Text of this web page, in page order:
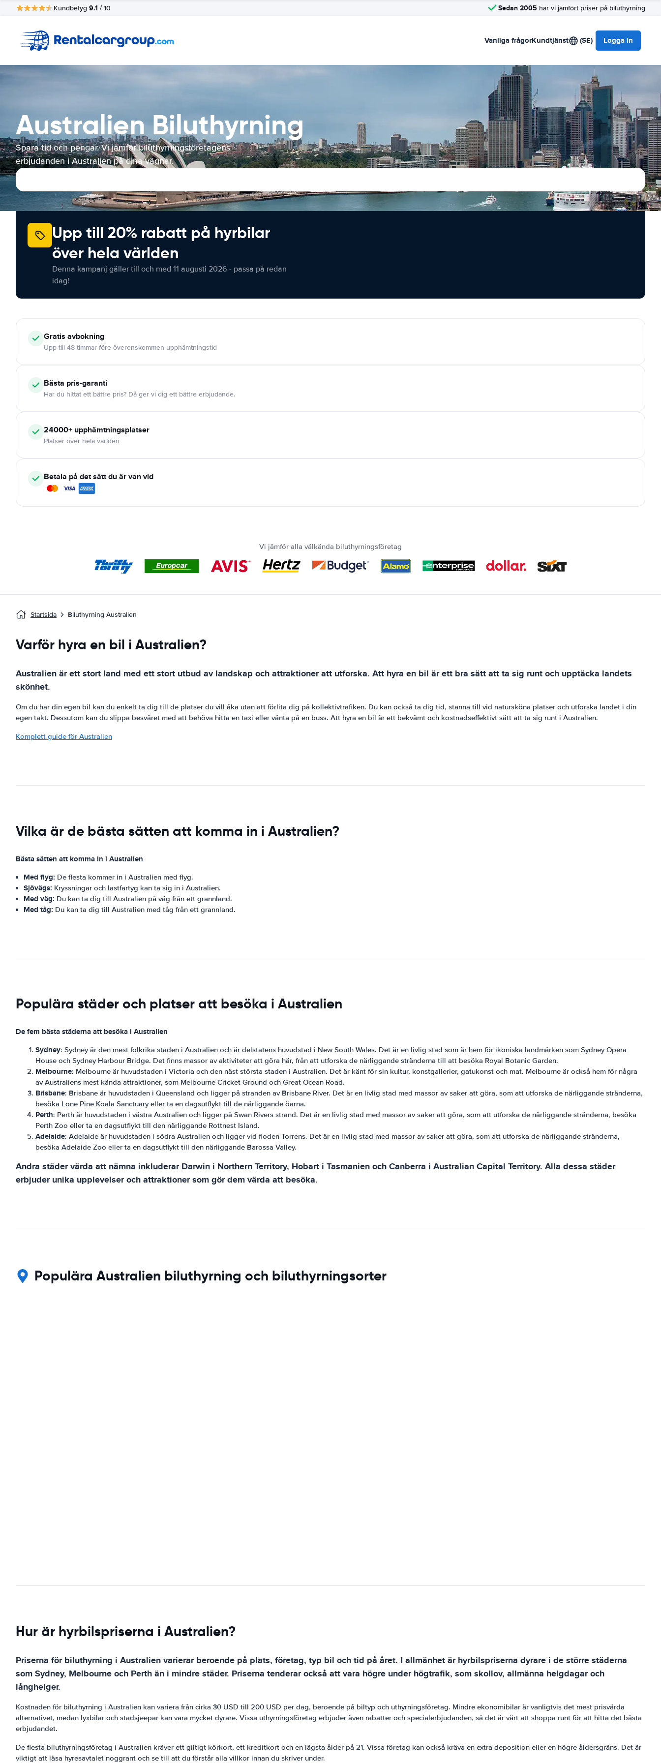
Kundbetyg 9.1 / 10 Sedan 2005 har vi jämfört priser på biluthyrning
Vanliga frågorKundtjänst (SE) Logga in
Australien Biluthyrning
Spara tid och pengar. Vi jämför biluthyrningsföretagens
erbjudanden i Australien på dina vägnar.
Upp till 20% rabatt på hyrbilar
över hela världen
Denna kampanj gäller till och med 11 augusti 2026 - passa på redan
idag!
Gratis avbokning
Upp till 48 timmar före överenskommen upphämtningstid
Bästa pris-garanti
Har du hittat ett bättre pris? Då ger vi dig ett bättre erbjudande.
24000+ upphämtningsplatser
Platser över hela världen
Betala på det sätt du är van vid
Vi jämför alla välkända biluthyrningsföretag
Startsida Biluthyrning Australien
Varför hyra en bil i Australien?
Australien är ett stort land med ett stort utbud av landskap och attraktioner att utforska. Att hyra en bil är ett bra sätt att ta sig runt och upptäcka landets
skönhet.
Om du har din egen bil kan du enkelt ta dig till de platser du vill åka utan att förlita dig på kollektivtrafiken. Du kan också ta dig tid, stanna till vid natursköna platser och utforska landet i din
egen takt. Dessutom kan du slippa besväret med att behöva hitta en taxi eller vänta på en buss. Att hyra en bil är ett bekvämt och kostnadseffektivt sätt att ta sig runt i Australien.
Komplett guide för Australien
Vilka är de bästa sätten att komma in i Australien?
Bästa sätten att komma in i Australien
Med flyg: De flesta kommer in i Australien med flyg.
Sjövägs: Kryssningar och lastfartyg kan ta sig in i Australien.
Med väg: Du kan ta dig till Australien på väg från ett grannland.
Med tåg: Du kan ta dig till Australien med tåg från ett grannland.
Populära städer och platser att besöka i Australien
De fem bästa städerna att besöka i Australien
Sydney: Sydney är den mest folkrika staden i Australien och är delstatens huvudstad i New South Wales. Det är en livlig stad som är hem för ikoniska landmärken som Sydney Opera
House och Sydney Harbour Bridge. Det finns massor av aktiviteter att göra här, från att utforska de närliggande stränderna till att besöka Royal Botanic Garden.
Melbourne: Melbourne är huvudstaden i Victoria och den näst största staden i Australien. Det är känt för sin kultur, konstgallerier, gatukonst och mat. Melbourne är också hem för några
av Australiens mest kända attraktioner, som Melbourne Cricket Ground och Great Ocean Road.
Brisbane: Brisbane är huvudstaden i Queensland och ligger på stranden av Brisbane River. Det är en livlig stad med massor av saker att göra, som att utforska de närliggande stränderna,
besöka Lone Pine Koala Sanctuary eller ta en dagsutflykt till de närliggande öarna.
Perth: Perth är huvudstaden i västra Australien och ligger på Swan Rivers strand. Det är en livlig stad med massor av saker att göra, som att utforska de närliggande stränderna, besöka
Perth Zoo eller ta en dagsutflykt till den närliggande Rottnest Island.
Adelaide: Adelaide är huvudstaden i södra Australien och ligger vid floden Torrens. Det är en livlig stad med massor av saker att göra, som att utforska de närliggande stränderna,
besöka Adelaide Zoo eller ta en dagsutflykt till den närliggande Barossa Valley.
Andra städer värda att nämna inkluderar Darwin i Northern Territory, Hobart i Tasmanien och Canberra i Australian Capital Territory. Alla dessa städer
erbjuder unika upplevelser och attraktioner som gör dem värda att besöka.
Populära Australien biluthyrning och biluthyrningsorter
Hur är hyrbilspriserna i Australien?
Priserna för biluthyrning i Australien varierar beroende på plats, företag, typ bil och tid på året. I allmänhet är hyrbilspriserna dyrare i de större städerna
som Sydney, Melbourne och Perth än i mindre städer. Priserna tenderar också att vara högre under högtrafik, som skollov, allmänna helgdagar och
långhelger.
Kostnaden för biluthyrning i Australien kan variera från cirka 30 USD till 200 USD per dag, beroende på biltyp och uthyrningsföretag. Mindre ekonomibilar är vanligtvis det mest prisvärda
alternativet, medan lyxbilar och stadsjeepar kan vara mycket dyrare. Vissa uthyrningsföretag erbjuder även rabatter och specialerbjudanden, så det är värt att shoppa runt för att hitta det bästa
erbjudandet.
De flesta biluthyrningsföretag i Australien kräver ett giltigt körkort, ett kreditkort och en lägsta ålder på 21. Vissa företag kan också kräva en extra deposition eller en högre åldersgräns. Det är
viktigt att läsa hyresavtalet noggrant och se till att du förstår alla villkor innan du skriver under.